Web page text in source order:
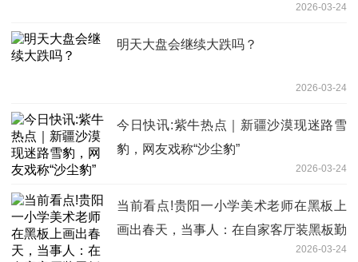
2026-03-24
明天大盘会继续大跌吗？
2026-03-24
今日快讯:紫牛热点｜新疆沙漠现迷路雪
豹，网友戏称“沙尘豹”
2026-03-24
当前看点!贵阳一小学美术老师在黑板上
画出春天，当事人：在自家客厅装黑板勤
2026-03-24